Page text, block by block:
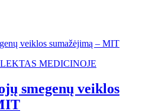
MEDICINOJE
smegenų veiklos